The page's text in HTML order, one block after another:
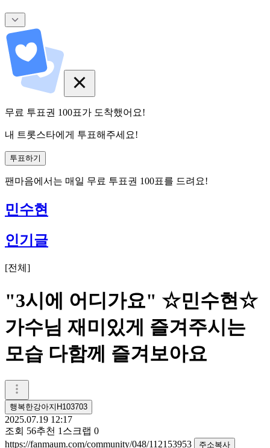
무료 투표권 100표가 도착했어요!
내 트롯스타에게 투표해주세요!
투표하기
팬마음에서는 매일 무료 투표권 100표를 드려요!
민수현
인기글
[전체 ]
"3시에 어디가요" ☆민수현☆
가수님 재미있게 즐겨주시는
모습 다함께 즐겨보아요
행복한강아지H103703
2025.07.19 12:17
조회 56추천 1 스크랩 0
https://fanmaum.com/community/048/112153953
주소복사